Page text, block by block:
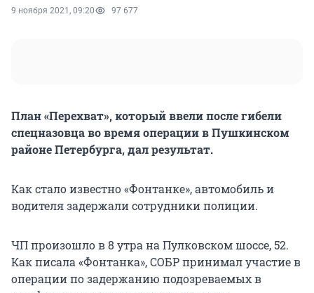
9 ноября 2021, 09:20 97 677
План «Перехват», который ввели после гибели
спецназовца во время операции в Пушкинском
районе Петербурга, дал результат.
Как стало известно «Фонтанке», автомобиль и
водителя задержали сотрудники полиции.
ЧП произошло в 8 утра на Пулковском шоссе, 52.
Как писала «Фонтанка», СОБР принимал участие в
операции по задержанию подозреваемых в